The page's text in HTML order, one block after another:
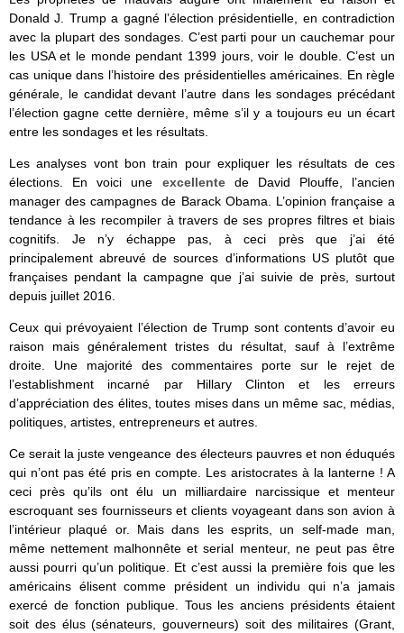
Donald J. Trump a gagné l’élection présidentielle, en contradiction
avec la plupart des sondages. C’est parti pour un cauchemar pour
les USA et le monde pendant 1399 jours, voir le double. C’est un
cas unique dans l’histoire des présidentielles américaines. En règle
générale, le candidat devant l’autre dans les sondages précédant
l’élection gagne cette dernière, même s’il y a toujours eu un écart
entre les sondages et les résultats.
Les analyses vont bon train pour expliquer les résultats de ces
élections. En voici une excellentede David Plouffe, l’ancien
manager des campagnes de Barack Obama. L’opinion française a
tendance à les recompiler à travers de ses propres filtres et biais
cognitifs. Je n’y échappe pas, à ceci près que j’ai été
principalement abreuvé de sources d’informations US plutôt que
françaises pendant la campagne que j’ai suivie de près, surtout
depuis juillet 2016.
Ceux qui prévoyaient l’élection de Trump sont contents d’avoir eu
raison mais généralement tristes du résultat, sauf à l’extrême
droite. Une majorité des commentaires porte sur le rejet de
l’establishment incarné par Hillary Clinton et les erreurs
d’appréciation des élites, toutes mises dans un même sac, médias,
politiques, artistes, entrepreneurs et autres.
Ce serait la juste vengeance des électeurs pauvres et non éduqués
qui n’ont pas été pris en compte. Les aristocrates à la lanterne ! A
ceci près qu’ils ont élu un milliardaire narcissique et menteur
escroquant ses fournisseurs et clients voyageant dans son avion à
l’intérieur plaqué or. Mais dans les esprits, un self-made man,
même nettement malhonnête et serial menteur, ne peut pas être
aussi pourri qu’un politique. Et c’est aussi la première fois que les
américains élisent comme président un individu qui n’a jamais
exercé de fonction publique. Tous les anciens présidents étaient
soit des élus (sénateurs, gouverneurs) soit des militaires (Grant,